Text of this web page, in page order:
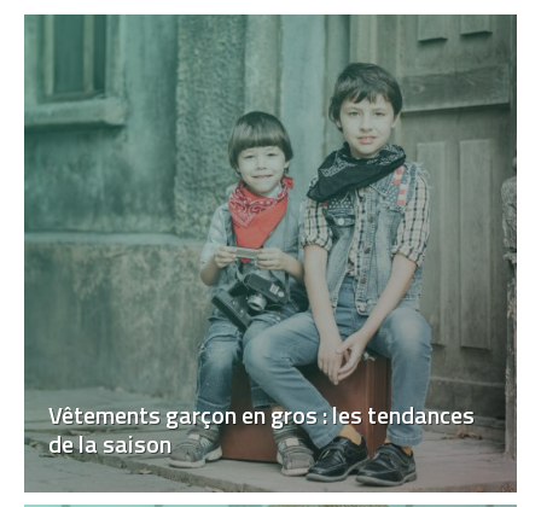
Vêtements garçon en gros : les tendances
de la saison